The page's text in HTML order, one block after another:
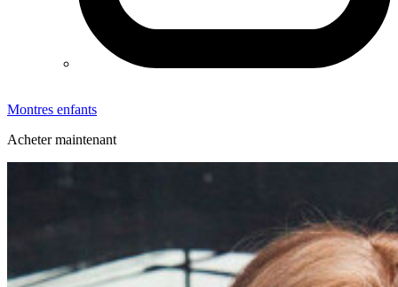
Montres enfants
Acheter maintenant